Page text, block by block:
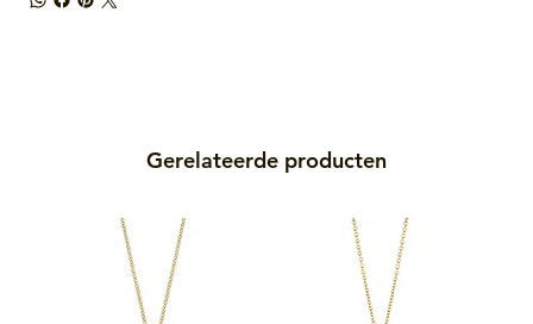
Gerelateerde producten